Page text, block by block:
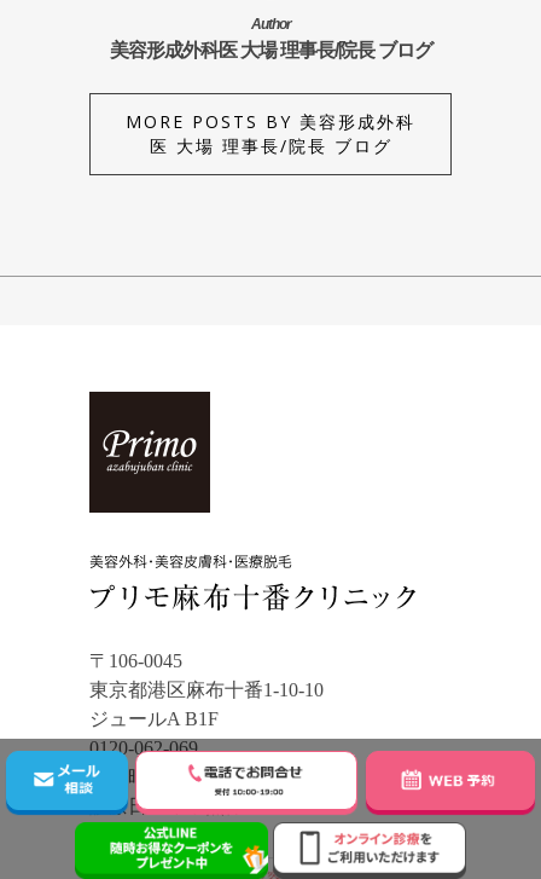
Author
美容形成外科医 大場 理事長/院長 ブログ
MORE POSTS BY 美容形成外科
医 大場 理事長/院長 ブログ
〒106-0045
東京都港区麻布十番1-10-10
ジュールA B1F
0120-062-069
受付時間：10:00〜19:00
診療日：年中無休